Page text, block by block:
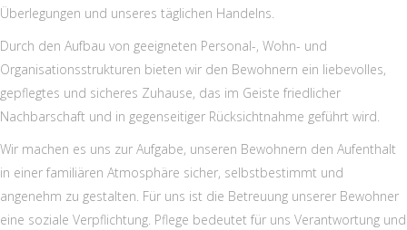
Überlegungen und unseres täglichen Handelns.
Durch den Aufbau von geeigneten Personal-, Wohn- und
Organisationsstrukturen bieten wir den Bewohnern ein liebevolles,
gepflegtes und sicheres Zuhause, das im Geiste friedlicher
Nachbarschaft und in gegenseitiger Rücksichtnahme geführt wird.
Wir machen es uns zur Aufgabe, unseren Bewohnern den Aufenthalt
in einer familiären Atmosphäre sicher, selbstbestimmt und
angenehm zu gestalten. Für uns ist die Betreuung unserer Bewohner
eine soziale Verpflichtung. Pflege bedeutet für uns Verantwortung und